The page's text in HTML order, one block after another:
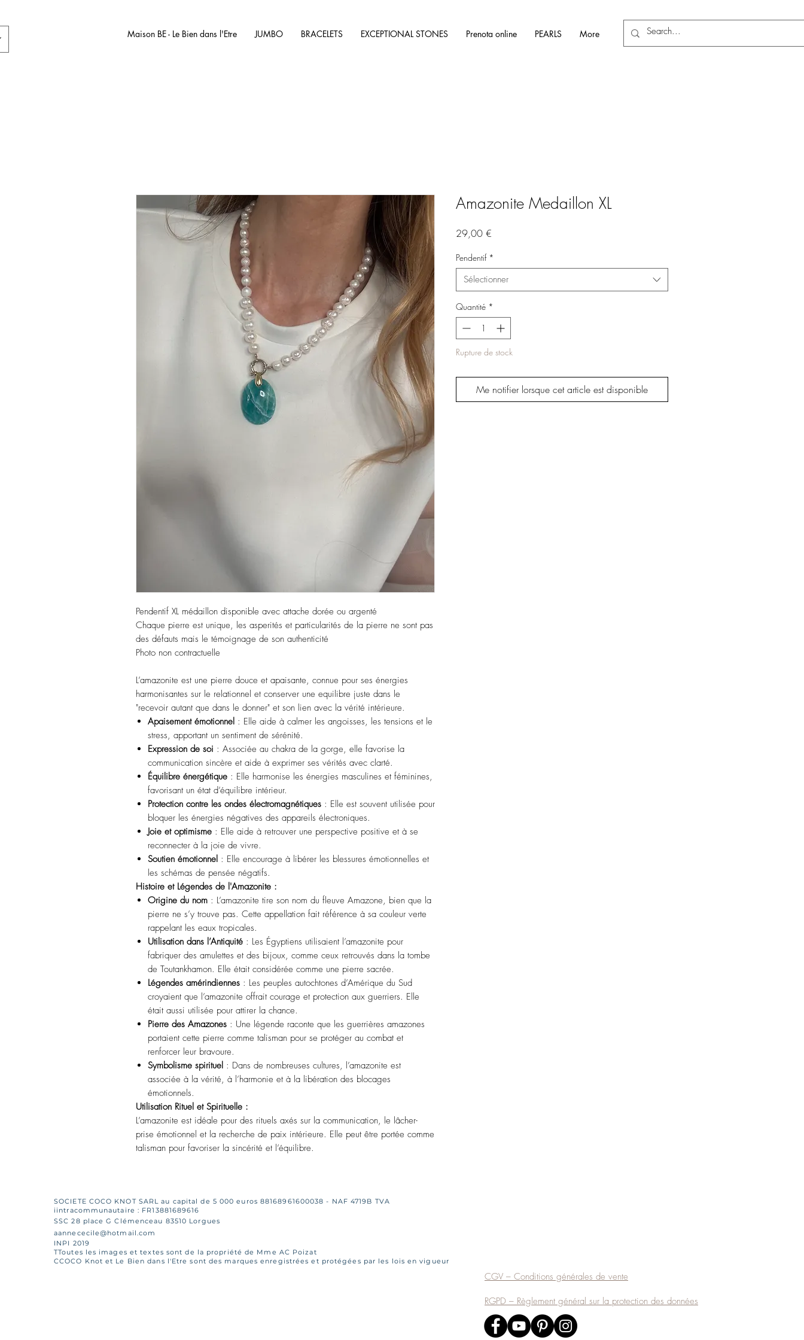
Maison BE - Le Bien dans l'Etre JUMBO BRACELETS EXCEPTIONAL STONES Prenota online PEARLS More
Pendentif XL médaillon disponible avec attache dorée ou argenté
Chaque pierre est unique, les asperités et particularités de la pierre ne sont pas
des défauts mais le témoignage de son authenticité
Photo non contractuelle
L’amazonite est une pierre douce et apaisante, connue pour ses énergies
harmonisantes sur le relationnel et conserver une equilibre juste dans le
"recevoir autant que dans le donner" et son lien avec la vérité intérieure.
Apaisement émotionnel : Elle aide à calmer les angoisses, les tensions et le
stress, apportant un sentiment de sérénité.
Expression de soi : Associée au chakra de la gorge, elle favorise la
communication sincère et aide à exprimer ses vérités avec clarté.
Équilibre énergétique : Elle harmonise les énergies masculines et féminines,
favorisant un état d’équilibre intérieur.
Protection contre les ondes électromagnétiques : Elle est souvent utilisée pour
bloquer les énergies négatives des appareils électroniques.
Joie et optimisme : Elle aide à retrouver une perspective positive et à se
reconnecter à la joie de vivre.
Soutien émotionnel : Elle encourage à libérer les blessures émotionnelles et
les schémas de pensée négatifs.
Histoire et Légendes de l'Amazonite :
Origine du nom : L’amazonite tire son nom du fleuve Amazone, bien que la
pierre ne s’y trouve pas. Cette appellation fait référence à sa couleur verte
rappelant les eaux tropicales.
Utilisation dans l’Antiquité : Les Égyptiens utilisaient l’amazonite pour
fabriquer des amulettes et des bijoux, comme ceux retrouvés dans la tombe
de Toutankhamon. Elle était considérée comme une pierre sacrée.
Légendes amérindiennes : Les peuples autochtones d’Amérique du Sud
croyaient que l’amazonite offrait courage et protection aux guerriers. Elle
était aussi utilisée pour attirer la chance.
Pierre des Amazones : Une légende raconte que les guerrières amazones
portaient cette pierre comme talisman pour se protéger au combat et
renforcer leur bravoure.
Symbolisme spirituel : Dans de nombreuses cultures, l’amazonite est
associée à la vérité, à l’harmonie et à la libération des blocages
émotionnels.
Utilisation Rituel et Spirituelle :
L’amazonite est idéale pour des rituels axés sur la communication, le lâcher-
prise émotionnel et la recherche de paix intérieure. Elle peut être portée comme
talisman pour favoriser la sincérité et l’équilibre.
Amazonite Medaillon XL
29,00 €
Pendentif *
Sélectionner
Quantité *
Rupture de stock
Me notifier lorsque cet article est disponible
SOCIETE COCO KNOT SARL au capital de 5 000 euros 88168961600038 - NAF 4719B TVA
iintracommunautaire : FR13881689616
SSC 28 place G Clémenceau 83510 Lorgues
aannececile@hotmail.com
INPI 2019
TToutes les images et textes sont de la propriété de Mme AC Poizat
CCOCO Knot et Le Bien dans l'Etre sont des marques enregistrées et protégées par les lois en vigueur
CGV – Conditions générales de vente
RGPD – Règlement général sur la protection des données